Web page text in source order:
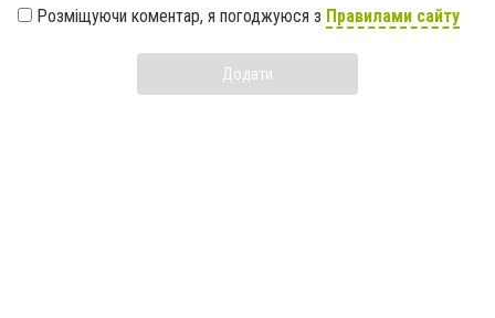
Розміщуючи коментар, я погоджуюся з Правилами сайту
Додати